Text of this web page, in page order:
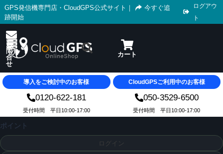
GPS発信機専門店・CloudGPS公式サイト ｜
今すぐ追
跡開始
ログアウ
ト
導入をご検討中のお客様 CloudGPSご利用中のお客様
0120-622-181 050-3529-6500
受付時間 平日10:00-17:00 受付時間 平日10:00-17:00
ポイント
ログイン